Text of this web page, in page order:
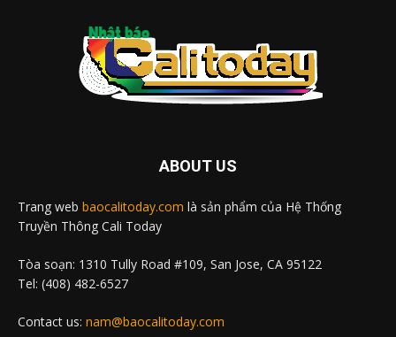
ABOUT US
Trang web baocalitoday.com là sản phẩm của Hệ Thống
Truyền Thông Cali Today
Tòa soạn: 1310 Tully Road #109, San Jose, CA 95122
Tel: (408) 482-6527
Contact us: nam@baocalitoday.com